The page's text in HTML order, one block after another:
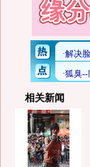
相关新闻